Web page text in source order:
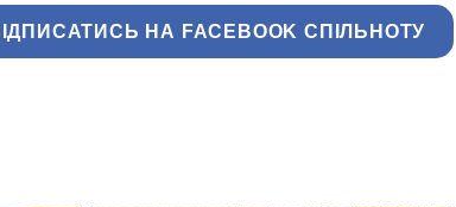
НА FACEBOOK СПІЛЬНОТУ